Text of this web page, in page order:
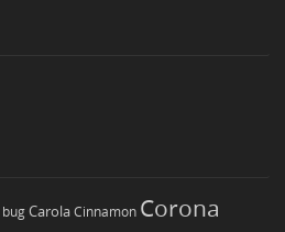
bugCarola Cinnamon Corona